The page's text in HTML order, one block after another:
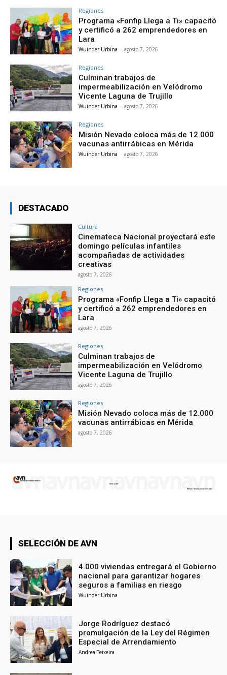
Regiones
Programa «Fonfip Llega a Ti» capacitó
y certificó a 262 emprendedores en
Lara
Wuinder Urbina - agosto 7, 2026
Regiones
Culminan trabajos de
impermeabilización en Velódromo
Vicente Laguna de Trujillo
Wuinder Urbina - agosto 7, 2026
Regiones
Misión Nevado coloca más de 12.000
vacunas antirrábicas en Mérida
Wuinder Urbina - agosto 7, 2026
DESTACADO
Cultura
Cinemateca Nacional proyectará este
domingo películas infantiles
acompañadas de actividades
creativas
agosto 7, 2026
Regiones
Programa «Fonfip Llega a Ti» capacitó
y certificó a 262 emprendedores en
Lara
agosto 7, 2026
Regiones
Culminan trabajos de
impermeabilización en Velódromo
Vicente Laguna de Trujillo
agosto 7, 2026
Regiones
Misión Nevado coloca más de 12.000
vacunas antirrábicas en Mérida
agosto 7, 2026
SELECCIÓN DE AVN
4.000 viviendas entregará el Gobierno
nacional para garantizar hogares
seguros a familias en riesgo
Wuinder Urbina
Jorge Rodríguez destacó
promulgación de la Ley del Régimen
Especial de Arrendamiento
Andrea Teixeira